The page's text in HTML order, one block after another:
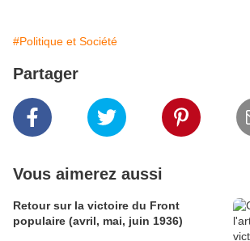
#Politique et Société
Partager
Vous aimerez aussi
Retour sur la victoire du Front
populaire (avril, mai, juin 1936)